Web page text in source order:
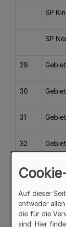
SP
SP
29
30
31
32
Zusatz-
Auf dieser
entweder
die für die
sind. Hier